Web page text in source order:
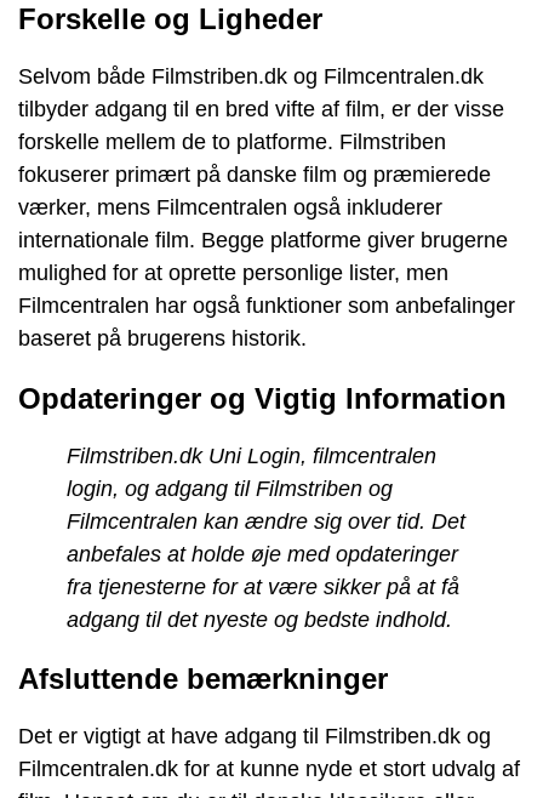
Forskelle og Ligheder
Selvom både Filmstriben.dk og Filmcentralen.dk
tilbyder adgang til en bred vifte af film, er der visse
forskelle mellem de to platforme. Filmstriben
fokuserer primært på danske film og præmierede
værker, mens Filmcentralen også inkluderer
internationale film. Begge platforme giver brugerne
mulighed for at oprette personlige lister, men
Filmcentralen har også funktioner som anbefalinger
baseret på brugerens historik.
Opdateringer og Vigtig Information
Filmstriben.dk Uni Login, filmcentralen
login, og adgang til Filmstriben og
Filmcentralen kan ændre sig over tid. Det
anbefales at holde øje med opdateringer
fra tjenesterne for at være sikker på at få
adgang til det nyeste og bedste indhold.
Afsluttende bemærkninger
Det er vigtigt at have adgang til Filmstriben.dk og
Filmcentralen.dk for at kunne nyde et stort udvalg af